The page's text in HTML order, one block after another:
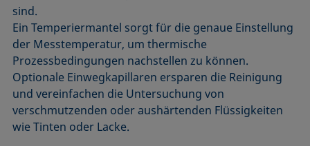
sind.
Ein Temperiermantel sorgt für die genaue Einstellung
der Messtemperatur, um thermische
Prozessbedingungen nachstellen zu können.
Optionale Einwegkapillaren ersparen die Reinigung
und vereinfachen die Untersuchung von
verschmutzenden oder aushärtenden Flüssigkeiten
wie Tinten oder Lacke.